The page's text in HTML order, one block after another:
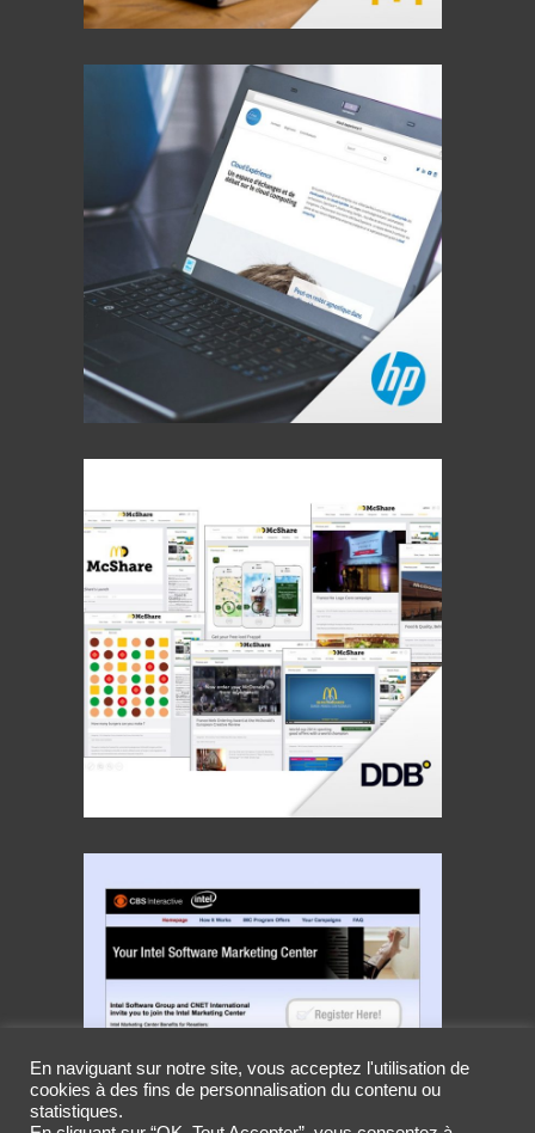
En naviguant sur notre site, vous acceptez l'utilisation de
cookies à des fins de personnalisation du contenu ou
statistiques.